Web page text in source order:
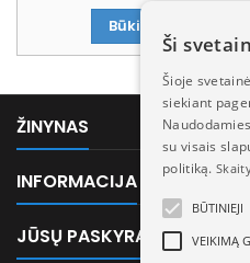
Būkite pirmasis
ŽINYNAS
INFORMACIJA
JŪSŲ PASKYRA
Ši
Šioje
siekiant
su visais
politiką.
BŪTINIEJI
VEIKIMĄ